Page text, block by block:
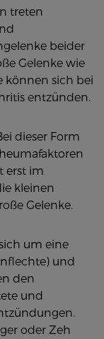
treten
beider
Gelenke wie
können sich bei
entzünden.
dieser Form
erst im
kleinen
Gelenke.
um eine
und
den
und
oder Zeh